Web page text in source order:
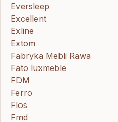
Eversleep
Excellent
Exline
Extom
Fabryka Mebli Rawa
Fato luxmeble
FDM
Ferro
Flos
Fmd